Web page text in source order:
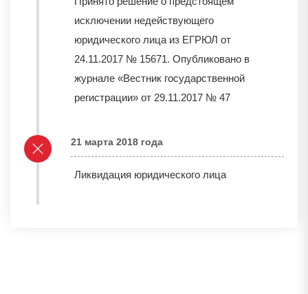
исключении недействующего
юридического лица из ЕГРЮЛ от
24.11.2017 № 15671. Опубликовано в
журнале «Вестник государственной
регистрации» от 29.11.2017 № 47
21 марта 2018 года
Ликвидация юридического лица